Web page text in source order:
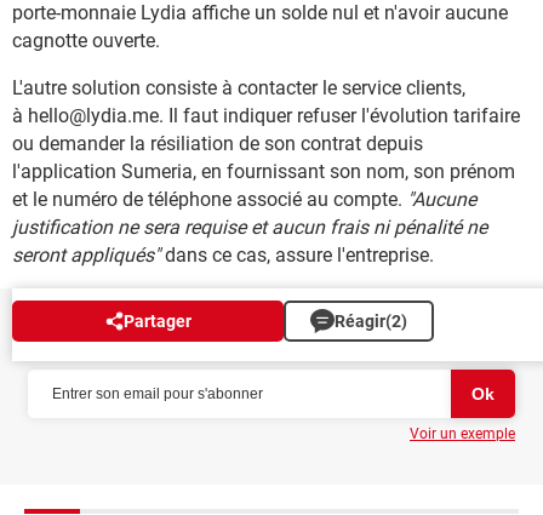
porte-monnaie Lydia affiche un solde nul et n'avoir aucune
cagnotte ouverte.
L'autre solution consiste à contacter le service clients,
à hello@lydia.me. Il faut indiquer refuser l'évolution tarifaire
ou demander la résiliation de son contrat depuis
l'application Sumeria, en fournissant son nom, son prénom
et le numéro de téléphone associé au compte. "Aucune
justification ne sera requise et aucun frais ni pénalité ne
seront appliqués"dans ce cas, assure l'entreprise.
Partager Réagir(2)
NEWSLETTER
Voir un exemple